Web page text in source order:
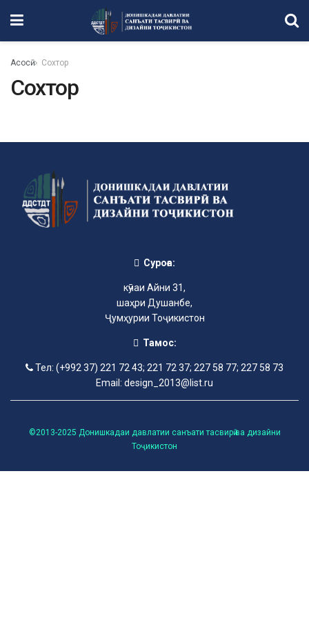
Асосӣ Сохтор
Сохтор
Суроға:
кӯчаи Айни 31,
шаҳри Душанбе,
Ҷумҳурии Тоҷикистон
Тамос:
Тел: (+992 37) 221 72 43; 221 72 37; 227 58 77; 227 58 73
Email: design_2013@list.ru
©2013-2025 Донишкадаи давлатии санъати тасвирӣ ва дизайни
Тоҷикистон